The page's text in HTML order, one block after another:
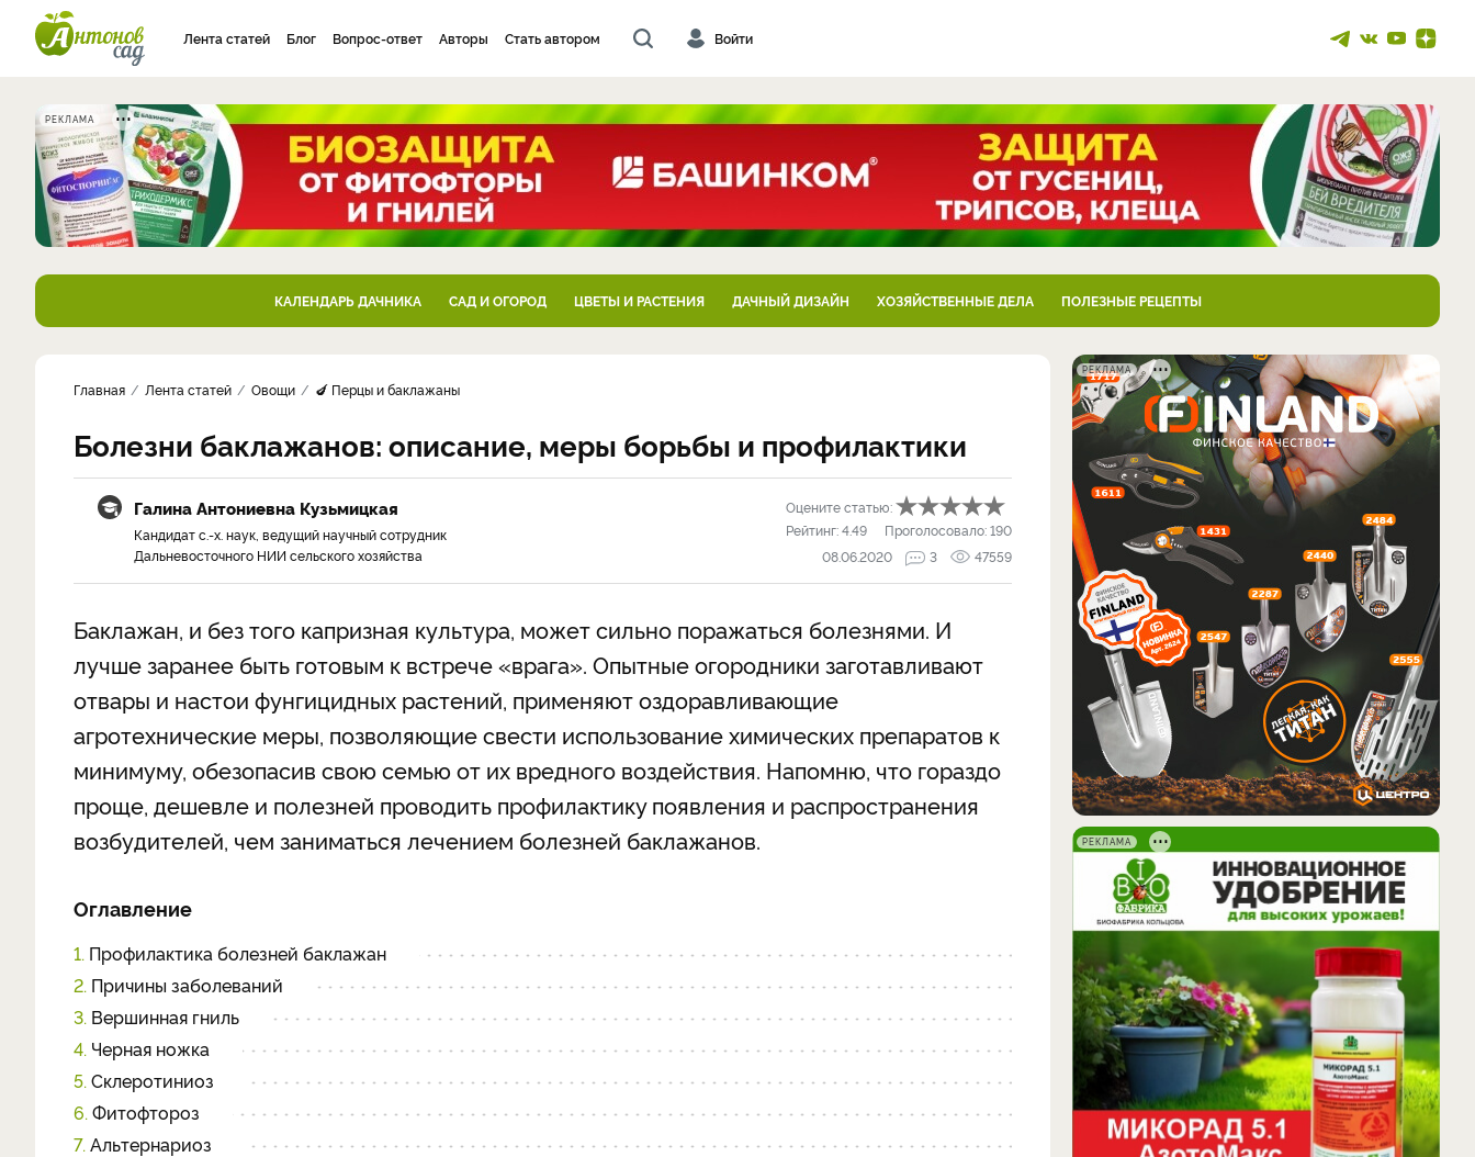
Лента статей Блог Вопрос-ответ Авторы Стать автором Войти
РЕКЛАМА
КАЛЕНДАРЬ ДАЧНИКА САД И ОГОРОД ЦВЕТЫ И РАСТЕНИЯ ДАЧНЫЙ ДИЗАЙН ХОЗЯЙСТВЕННЫЕ ДЕЛА ПОЛЕЗНЫЕ РЕЦЕПТЫ
Главная Лента статей Овощи 🍆 Перцы и баклажаны
Болезни баклажанов: описание, меры борьбы и профилактики
Галина Антониевна Кузьмицкая
Кандидат с.-х. наук, ведущий научный сотрудник
Дальневосточного НИИ сельского хозяйства
Оцените статью:
Рейтинг:4.49 Проголосовало:190
08.06.2020
3 47559
Баклажан, и без того капризная культура, может сильно поражаться болезнями. И
лучше заранее быть готовым к встрече «врага». Опытные огородники заготавливают
отвары и настои фунгицидных растений, применяют оздоравливающие
агротехнические меры, позволяющие свести использование химических препаратов к
минимуму, обезопасив свою семью от их вредного воздействия. Напомню, что гораздо
проще, дешевле и полезней проводить профилактику появления и распространения
возбудителей, чем заниматься лечением болезней баклажанов.
Оглавление
1. Профилактика болезней баклажан
2. Причины заболеваний
3. Вершинная гниль
4. Черная ножка
5. Склеротиниоз
6. Фитофтороз
7. Альтернариоз
РЕКЛАМА
РЕКЛАМА